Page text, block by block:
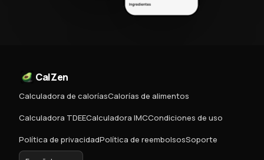
CalZen
Calculadora de caloríasCalorías de alimentos
Calculadora TDEECalculadora IMCCondiciones de uso
Política de privacidadPolítica de reembolsosSoporte